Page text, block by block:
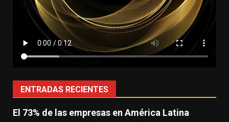
ENTRADAS RECIENTES
El 73% de las empresas en América Latina